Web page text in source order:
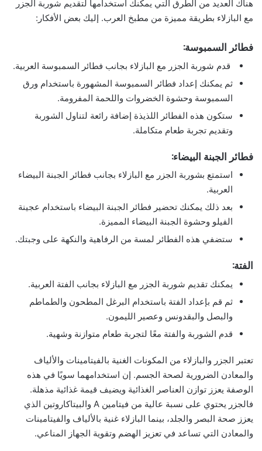
هناك العديد من الطرق التي يمكنك استخدامها لتقديم شوربة الجزر
مع البازلاء بطريقة مميزة من مطبخ العرب. إليك بعض الأفكار:
فطائر السمبوسة:
قدم شوربة الجزر مع البازلاء بجانب فطائر السمبوسة العربية.
ثم يمكنك إعداد فطائر السمبوسة المشهورة باستخدام ورق
السمبوسة وحشوة الخضروات واللحمة المفرومة.
ستكون هذه الفطائر اللذيذة إضافة رائعة لتناول الشوربة
وتقديم تجربة طعام متكاملة.
فطائر الجبنة البيضاء:
استمتع بشوربة الجزر مع البازلاء بجانب فطائر الجبنة البيضاء
العربية.
بعد ذلك يمكنك تحضير فطائر الجبنة البيضاء باستخدام عجينة
الفيلو وحشوة الجبنة البيضاء المميزة.
ستضفي هذه الفطائر لمسة من الرفاهية والنكهة على وجبتك.
الفتة:
يمكنك تقديم شوربة الجزر مع البازلاء بجانب الفتة العربية.
ثم قم بإعداد الفتة باستخدام البرغل المطحون والطماطم
والبصل والبقدونس وعصير الليمون.
قدم الشوربة والفتة معًا لتجربة طعام متوازنة وشهية.
تعتبر الجزر والبازلاء من المكونات الغنية بالفيتامينات والألياف
والمعادن الضرورية لصحة الجسم. إن استخدامهما سويًا في هذه
الوصفة يعزز توازن العناصر الغذائية ويضيف قيمة غذائية مذهلة.
فالجزر يحتوي على نسبة عالية من فيتامين A والبيتاكاروتين الذي
يعزز صحة البصر والجلد، بينما البازلاء غنية بالألياف والفيتامينات
والمعادن التي تساعد في تعزيز الهضم وتقوية الجهاز المناعي.